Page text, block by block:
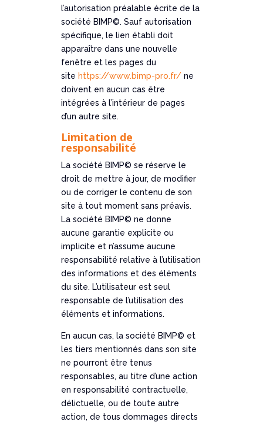
l’autorisation préalable écrite de la
société BIMP©. Sauf autorisation
spécifique, le lien établi doit
apparaître dans une nouvelle
fenêtre et les pages du
site https://www.bimp-pro.fr/ne
doivent en aucun cas être
intégrées à l’intérieur de pages
d’un autre site.
Limitation de
responsabilité
La société BIMP© se réserve le
droit de mettre à jour, de modifier
ou de corriger le contenu de son
site à tout moment sans préavis.
La société BIMP© ne donne
aucune garantie explicite ou
implicite et n’assume aucune
responsabilité relative à l’utilisation
des informations et des éléments
du site. L’utilisateur est seul
responsable de l’utilisation des
éléments et informations.
En aucun cas, la société BIMP© et
les tiers mentionnés dans son site
ne pourront être tenus
responsables, au titre d’une action
en responsabilité contractuelle,
délictuelle, ou de toute autre
action, de tous dommages directs